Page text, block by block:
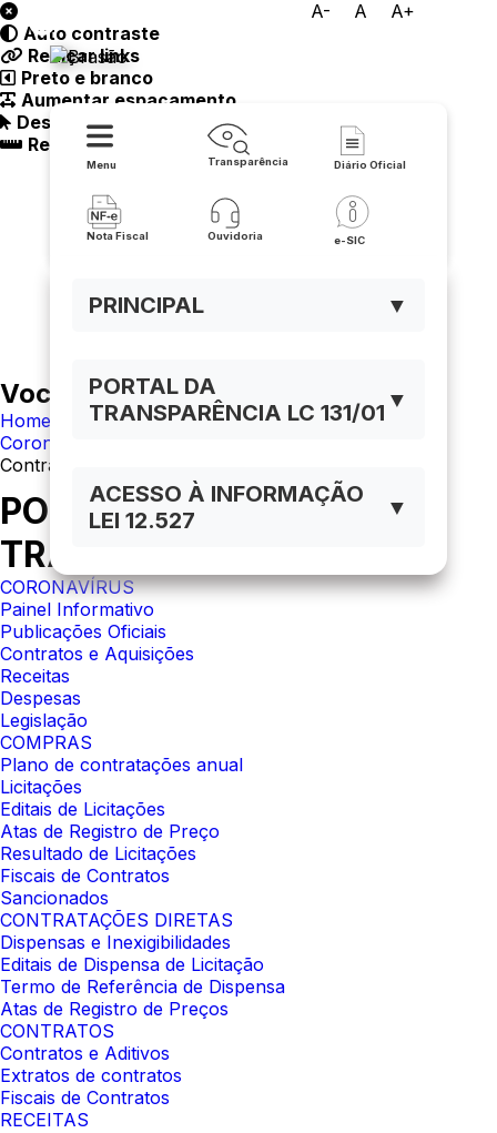
A- A A+
Menu Transparência Diário Oficial
Nota Fiscal Ouvidoria e-SIC
PRINCIPAL ▼
PORTAL DA
TRANSPARÊNCIA LC 131/01 ▼
ACESSO À INFORMAÇÃO
LEI 12.527
▼
Auto contraste
Realçar links
Preto e branco
Aumentar espaçamento
Destacando cursor
Regua guia
Você está navegando em:
Home
Coronavírus
Contratos e Aquisições
PORTAL DA
TRANSPARÊNCIA
CORONAVÍRUS
Painel Informativo
Publicações Oficiais
Contratos e Aquisições
Receitas
Despesas
Legislação
COMPRAS
Plano de contratações anual
Licitações
Editais de Licitações
Atas de Registro de Preço
Resultado de Licitações
Fiscais de Contratos
Sancionados
CONTRATAÇÕES DIRETAS
Dispensas e Inexigibilidades
Editais de Dispensa de Licitação
Termo de Referência de Dispensa
Atas de Registro de Preços
CONTRATOS
Contratos e Aditivos
Extratos de contratos
Fiscais de Contratos
RECEITAS